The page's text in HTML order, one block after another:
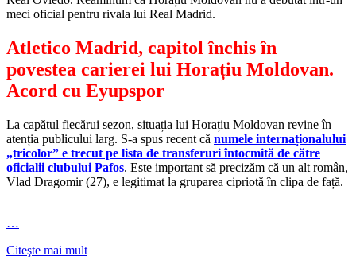
meci oficial pentru rivala lui Real Madrid.
Atletico Madrid, capitol închis în
povestea carierei lui Horațiu Moldovan.
Acord cu Eyupspor
La capătul fiecărui sezon, situația lui Horațiu Moldovan revine în
atenția publicului larg. S-a spus recent că numele internaționalului
„tricolor” e trecut pe lista de transferuri întocmită de către
oficialii clubului Pafos. Este important să precizăm că un alt român,
Vlad Dragomir (27), e legitimat la gruparea cipriotă în clipa de față.
…
Citeşte mai mult